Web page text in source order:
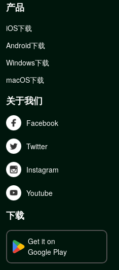
产品
iOS下载
Android下载
Windows下载
macOS下载
关于我们
Facebook
Twitter
Instagram
Youtube
下载
Get it on
Google Play